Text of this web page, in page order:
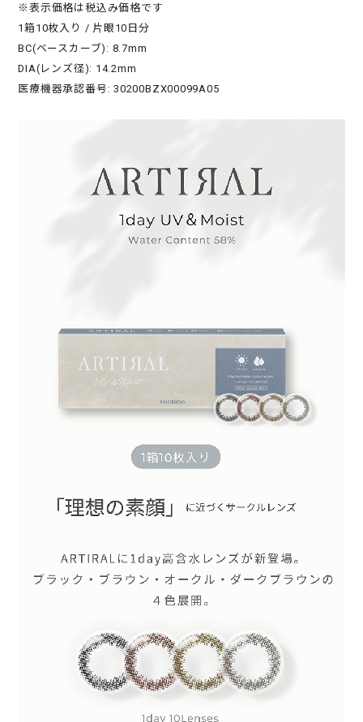
※表示価格は税込み価格です
1箱10枚入り / 片眼10日分
BC(ベースカーブ): 8.7mm
DIA(レンズ径): 14.2mm
医療機器承認番号: 30200BZX00099A05